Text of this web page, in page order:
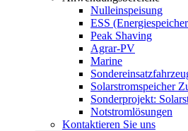
Nulleinspeisung
ESS
Peak Shaving
Agrar-PV
Marine
Solarstromspeicher
Sonderprojekt:
Notstromlösungen
Kontaktieren Sie uns